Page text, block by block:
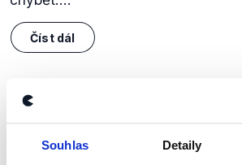
Souhlas Detaily
Číst dál
Zůstaňme v kontaktu
Přihlaste se k odběru našeho